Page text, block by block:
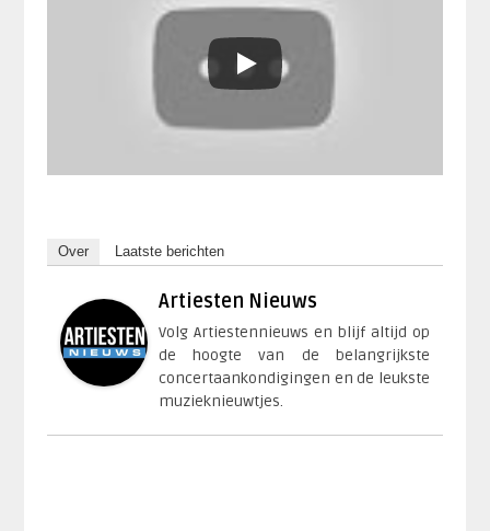
Over Laatste berichten
Artiesten Nieuws
Volg Artiestennieuws en blijf altijd op
de hoogte van de belangrijkste
concertaankondigingen en de leukste
muzieknieuwtjes.